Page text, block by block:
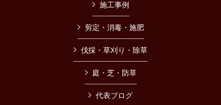
施工事例
剪定・消毒・施肥
伐採・草刈り・除草
庭・芝・防草
代表ブログ